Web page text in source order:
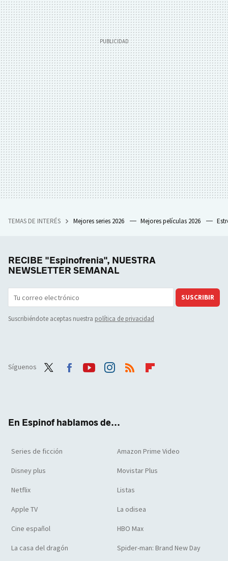
TEMAS DE INTERÉS Mejores series 2026 Mejores películas 2026
RECIBE "Espinofrenia", NUESTRA
NEWSLETTER SEMANAL
SUSCRIBIR
Suscribiéndote aceptas nuestra política de privacidad
Síguenos
En Espinof hablamos de...
Series de ficción Amazon Prime Video
Disney plus Movistar Plus
Netflix Listas
Apple TV La odisea
Cine español HBO Max
La casa del dragón Spider-man: Brand New Day